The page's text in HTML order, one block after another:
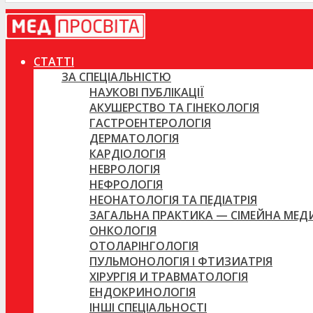
СТАТТІ
ЗА СПЕЦІАЛЬНІСТЮ
НАУКОВІ ПУБЛІКАЦІЇ
АКУШЕРСТВО ТА ГІНЕКОЛОГІЯ
ГАСТРОЕНТЕРОЛОГІЯ
ДЕРМАТОЛОГІЯ
КАРДІОЛОГІЯ
НЕВРОЛОГІЯ
НЕФРОЛОГІЯ
НЕОНАТОЛОГІЯ ТА ПЕДІАТРІЯ
ЗАГАЛЬНА ПРАКТИКА — СІМЕЙНА
ОНКОЛОГІЯ
ОТОЛАРІНГОЛОГІЯ
ПУЛЬМОНОЛОГІЯ І ФТИЗИАТРІЯ
ХІРУРГІЯ И ТРАВМАТОЛОГІЯ
ЕНДОКРИНОЛОГІЯ
ІНШІ СПЕЦІАЛЬНОСТІ